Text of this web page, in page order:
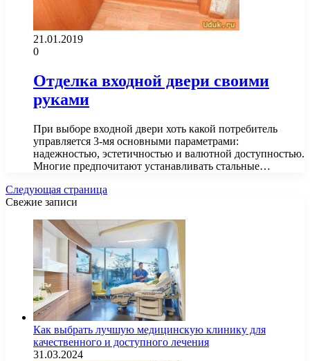
21.01.2019
0
Отделка входной двери своими
руками
При выборе входной двери хоть какой потребитель
управляется 3-мя основными параметрами:
надежностью, эстетичностью и валютной доступностью.
Многие предпочитают устанавливать стальные…
Следующая страница
Свежие записи
Как выбрать лучшую медицинскую клинику для
качественного и доступного лечения
31.03.2024